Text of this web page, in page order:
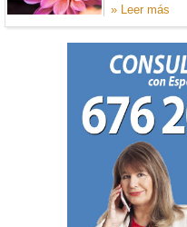
» Leer más